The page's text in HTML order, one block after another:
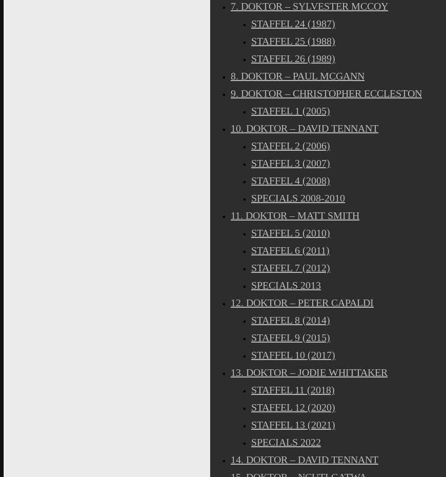
7. DOKTOR – SYLVESTER MCCOY
STAFFEL 24 (1987)
STAFFEL 25 (1988)
STAFFEL 26 (1989)
8. DOKTOR – PAUL MCGANN
9. DOKTOR – CHRISTOPHER ECCLESTON
STAFFEL 1 (2005)
10. DOKTOR – DAVID TENNANT
STAFFEL 2 (2006)
STAFFEL 3 (2007)
STAFFEL 4 (2008)
SPECIALS 2008-2010
11. DOKTOR – MATT SMITH
STAFFEL 5 (2010)
STAFFEL 6 (2011)
STAFFEL 7 (2012)
SPECIALS 2013
12. DOKTOR – PETER CAPALDI
STAFFEL 8 (2014)
STAFFEL 9 (2015)
STAFFEL 10 (2017)
13. DOKTOR – JODIE WHITTAKER
STAFFEL 11 (2018)
STAFFEL 12 (2020)
STAFFEL 13 (2021)
SPECIALS 2022
14. DOKTOR – DAVID TENNANT